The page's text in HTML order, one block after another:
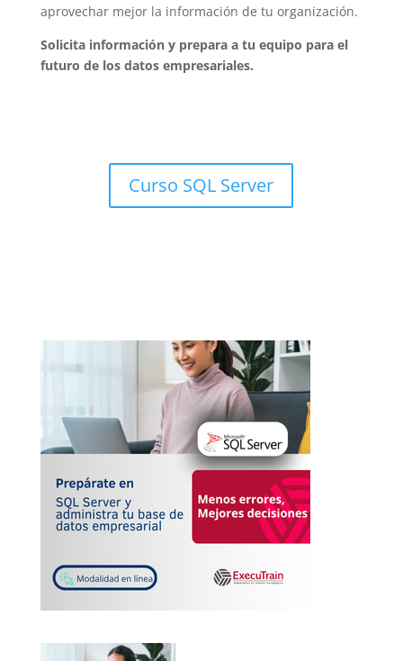
aprovechar mejor la información de tu organización.
Solicita información y prepara a tu equipo para el
futuro de los datos empresariales.
Curso SQL Server